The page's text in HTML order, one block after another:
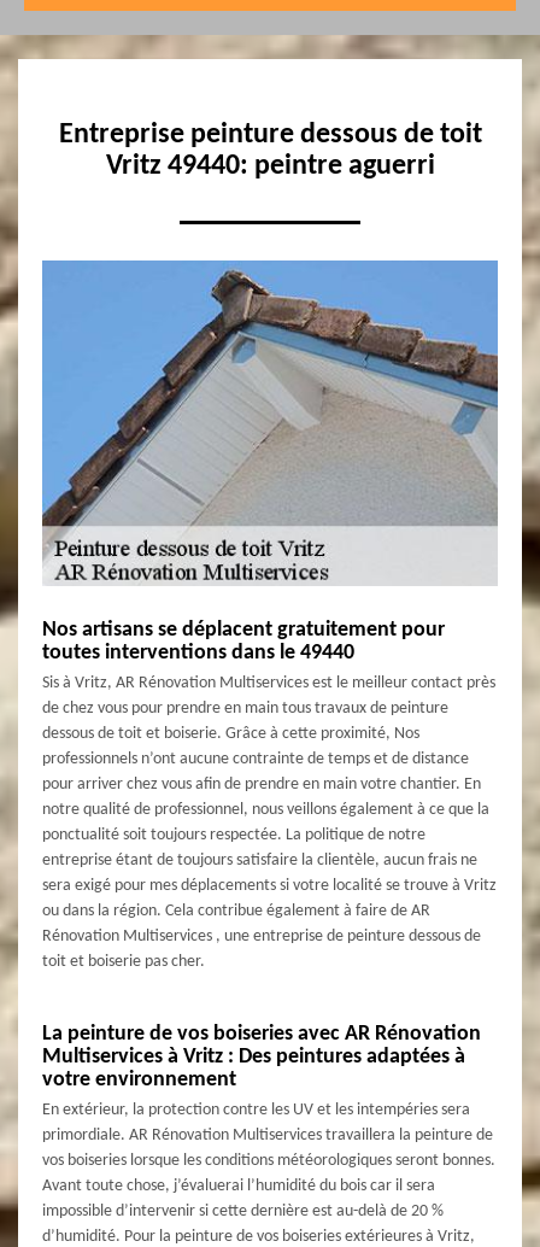
Entreprise peinture dessous de toit
Vritz 49440: peintre aguerri
Nos artisans se déplacent gratuitement pour
toutes interventions dans le 49440
Sis à Vritz, AR Rénovation Multiservices est le meilleur contact près
de chez vous pour prendre en main tous travaux de peinture
dessous de toit et boiserie. Grâce à cette proximité, Nos
professionnels n’ont aucune contrainte de temps et de distance
pour arriver chez vous afin de prendre en main votre chantier. En
notre qualité de professionnel, nous veillons également à ce que la
ponctualité soit toujours respectée. La politique de notre
entreprise étant de toujours satisfaire la clientèle, aucun frais ne
sera exigé pour mes déplacements si votre localité se trouve à Vritz
ou dans la région. Cela contribue également à faire de AR
Rénovation Multiservices , une entreprise de peinture dessous de
toit et boiserie pas cher.
La peinture de vos boiseries avec AR Rénovation
Multiservices à Vritz : Des peintures adaptées à
votre environnement
En extérieur, la protection contre les UV et les intempéries sera
primordiale. AR Rénovation Multiservices travaillera la peinture de
vos boiseries lorsque les conditions météorologiques seront bonnes.
Avant toute chose, j’évaluerai l’humidité du bois car il sera
impossible d’intervenir si cette dernière est au-delà de 20 %
d’humidité. Pour la peinture de vos boiseries extérieures à Vritz,